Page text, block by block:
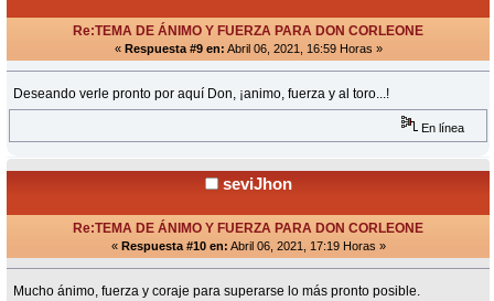
Re:TEMA DE ÁNIMO Y FUERZA PARA DON CORLEONE
« Respuesta #9 en: Abril 06, 2021, 16:59 Horas »
Deseando verle pronto por aquí Don, ¡animo, fuerza y al toro...!
En línea
seviJhon
Re:TEMA DE ÁNIMO Y FUERZA PARA DON CORLEONE
« Respuesta #10 en: Abril 06, 2021, 17:19 Horas »
Mucho ánimo, fuerza y coraje para superarse lo más pronto posible.